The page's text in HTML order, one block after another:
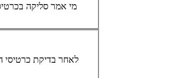
מי אמר סליקה ב
... לאחר בדיקת